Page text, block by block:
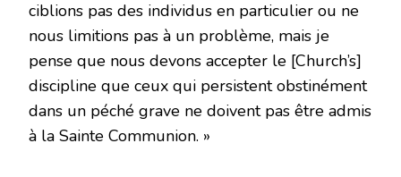
ciblions pas des individus en particulier ou ne
nous limitions pas à un problème, mais je
pense que nous devons accepter le [Church’s]
discipline que ceux qui persistent obstinément
dans un péché grave ne doivent pas être admis
à la Sainte Communion. »